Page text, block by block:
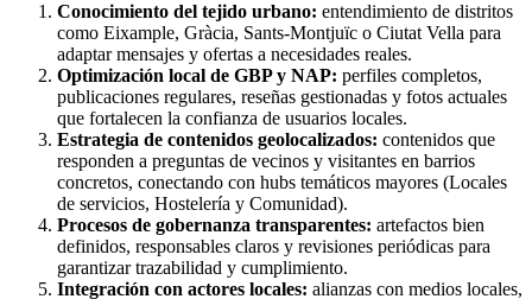
Conocimiento del tejido urbano: entendimiento de distritos
como Eixample, Gràcia, Sants-Montjuïc o Ciutat Vella para
adaptar mensajes y ofertas a necesidades reales.
Optimización local de GBP y NAP: perfiles completos,
publicaciones regulares, reseñas gestionadas y fotos actuales
que fortalecen la confianza de usuarios locales.
Estrategia de contenidos geolocalizados: contenidos que
responden a preguntas de vecinos y visitantes en barrios
concretos, conectando con hubs temáticos mayores (Locales
de servicios, Hostelería y Comunidad).
Procesos de gobernanza transparentes: artefactos bien
definidos, responsables claros y revisiones periódicas para
garantizar trazabilidad y cumplimiento.
Integración con actores locales: alianzas con medios locales,